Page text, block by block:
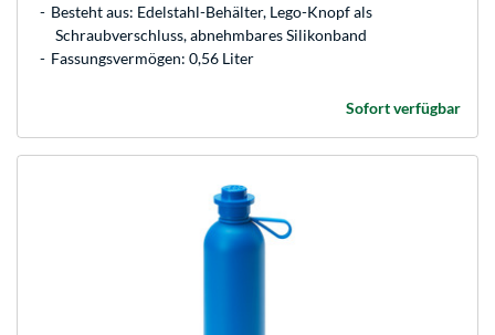
Besteht aus: Edelstahl-Behälter, Lego-Knopf als
Schraubverschluss, abnehmbares Silikonband
Fassungsvermögen: 0,56 Liter
Sofort verfügbar